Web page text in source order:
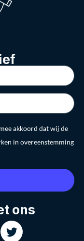
akkoord dat wij de
in overeenstemming
ons